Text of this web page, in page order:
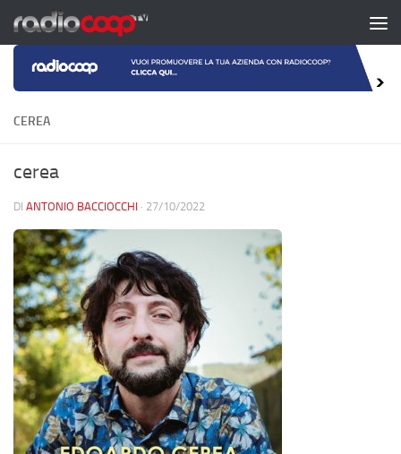
Salta al contenuto
CEREA
cerea
DI ANTONIO BACCIOCCHI · 27/10/2022